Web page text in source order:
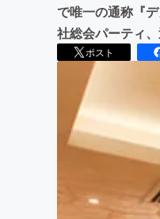
で唯一の通称『
社総会パーティ
ポスト